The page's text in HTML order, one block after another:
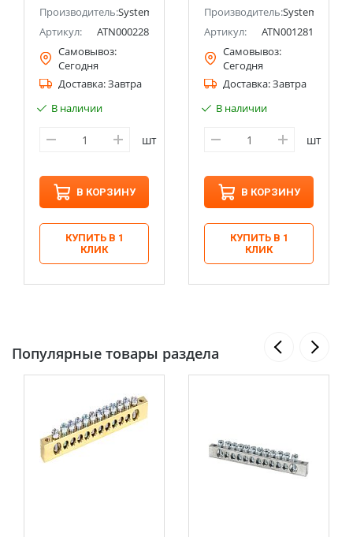
(ранее Schneider Electric)
Systeme Electric
(Schneider Electric)
Производитель:Systeme Electric (ранее Schneider Electric)
Артикул:
ATN000228
Самовывоз:
Сегодня
Доставка:Завтра
В наличии
шт
В КОРЗИНУ
КУПИТЬ В 1
КЛИК
Производитель:Systeme
Артикул:
ATN001281
Самовывоз:
Сегодня
Доставка:Завтра
В наличии
шт
В КОРЗИНУ
КУПИТЬ В 1
КЛИК
Популярные товары раздела